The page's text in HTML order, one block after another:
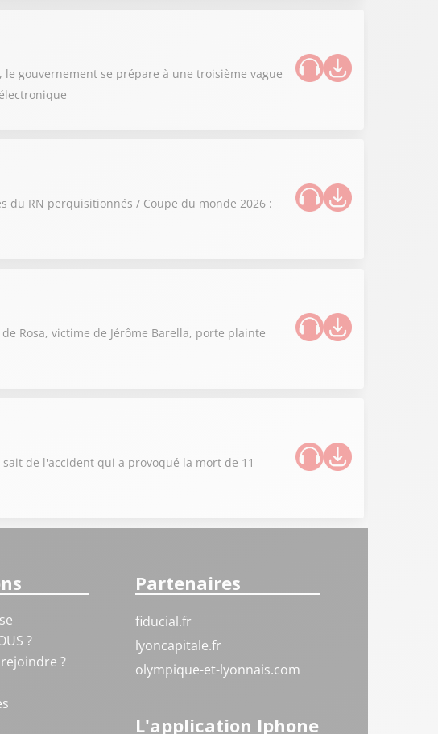
gouvernement se prépare à une troisième vague
du RN perquisitionnés / Coupe du monde 2026 :
Rosa, victime de Jérôme Barella, porte plainte
de l'accident qui a provoqué la mort de 11
?
?
Partenaires
fiducial.fr
lyoncapitale.fr
olympique-et-lyonnais.com
L'application Iphone